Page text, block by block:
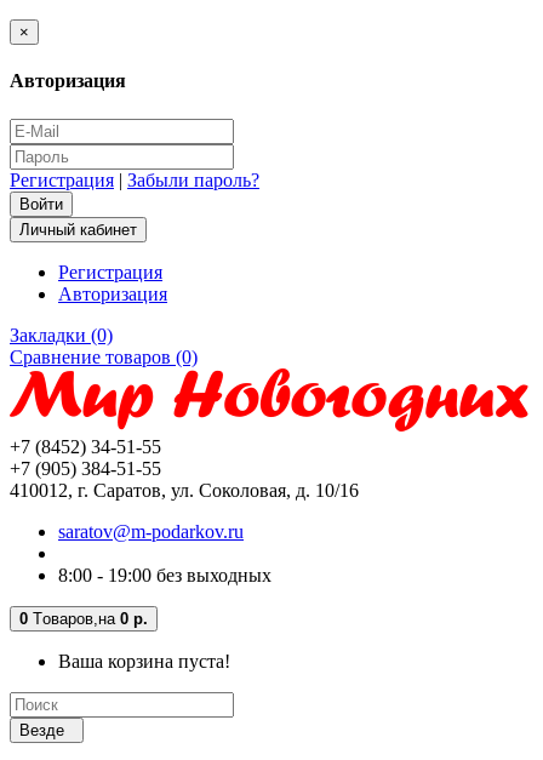
×
Авторизация
Регистрация | Забыли пароль?
Личный кабинет
Регистрация
Авторизация
Закладки (0)
Сравнение товаров (0)
+7 (8452) 34-51-55
+7 (905) 384-51-55
410012, г. Саратов, ул. Соколовая, д. 10/16
saratov@m-podarkov.ru
8:00 - 19:00 без выходных
0 Tоваров, на 0 р.
Ваша корзина пуста!
Везде